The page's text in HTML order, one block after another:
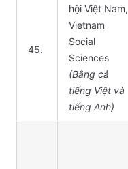
45.
hội Việt Nam,
Vietnam
Social
Sciences
(Bằng cả
tiếng Việt và
tiếng Anh)